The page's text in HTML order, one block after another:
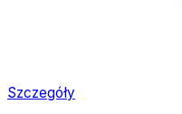
Szczegóły